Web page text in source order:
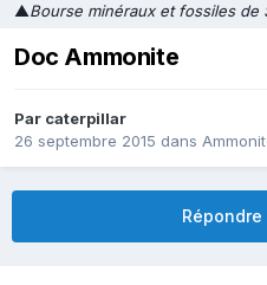
▲Bourse minéraux et fossiles de
Doc Ammonite
Par caterpillar
26 septembre 2015 dans